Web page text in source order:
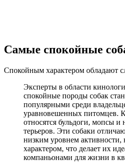
Самые спокойные
Спокойным характером обладают
Эксперты в области
спокойные породы собак
популярными среди
уравновешенных питомцев.
относятся бульдоги, мопсы и
терьеров. Эти собаки
низким уровнем
характером, что делает их
компаньонами для жизни в